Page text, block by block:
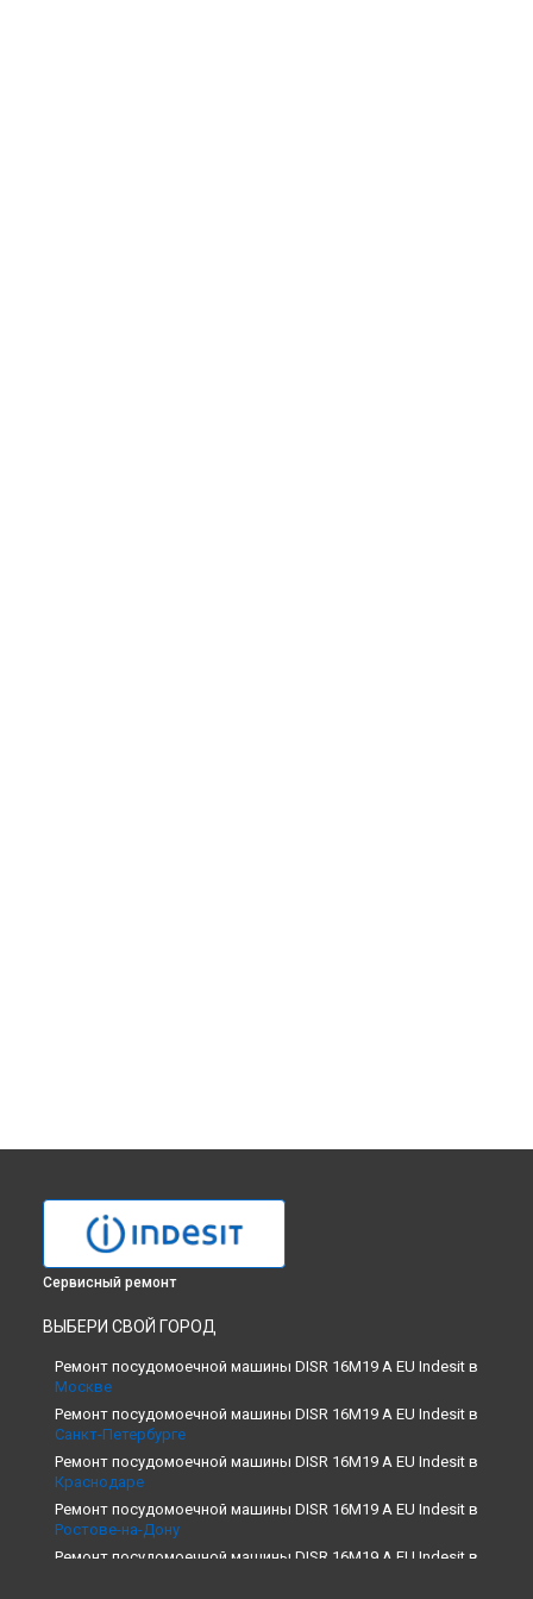
Сервисный ремонт
ВЫБЕРИ СВОЙ ГОРОД
Ремонт посудомоечной машины DISR 16M19 A EU Indesit в
Москве
Ремонт посудомоечной машины DISR 16M19 A EU Indesit в
Санкт-Петербурге
Ремонт посудомоечной машины DISR 16M19 A EU Indesit в
Краснодаре
Ремонт посудомоечной машины DISR 16M19 A EU Indesit в
Ростове-на-Дону
Ремонт посудомоечной машины DISR 16M19 A EU Indesit в